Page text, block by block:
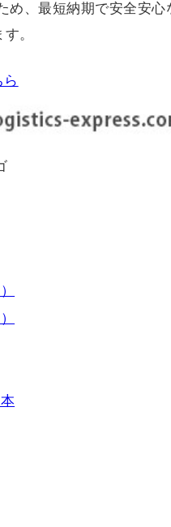
め、最短納期で安全安心
。